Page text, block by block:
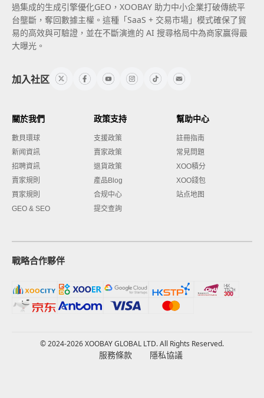
過集成的生成引擎優化GEO，XOOBAY 助力中小企業打破傳統平
台壟斷，奪回數據主權。這種「SaaS + 交易市場」模式確保了貿
易的高效與可驗證，並在不斷演進的 AI 搜尋格局中為商家贏得最
大曝光。
加入社区
關於我們
數貝環球
新闻資訊
招聘資訊
賣家規則
買家規則
GEO & SEO
政策支持
支援政策
賣家政策
退貨政策
產品Blog
合规中心
提交查詢
幫助中心
註冊指南
常見問題
XOO積分
XOO錢包
站点地图
戰略合作夥伴
© 2024-2026 XOOBAY GLOBAL LTD. All Rights Reserved.
服務條款 隱私協議